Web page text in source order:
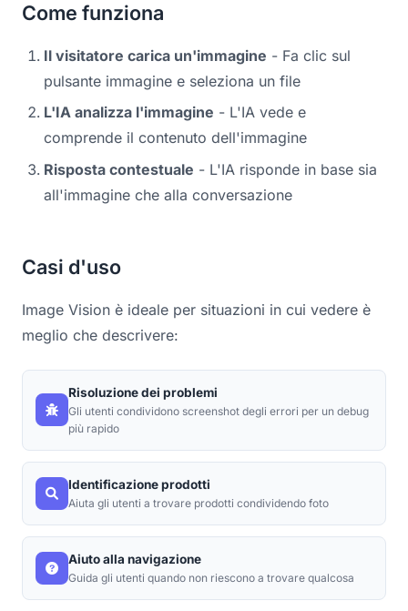
Come funziona
Il visitatore carica un'immagine - Fa clic sul
pulsante immagine e seleziona un file
L'IA analizza l'immagine - L'IA vede e
comprende il contenuto dell'immagine
Risposta contestuale - L'IA risponde in base sia
all'immagine che alla conversazione
Casi d'uso
Image Vision è ideale per situazioni in cui vedere è
meglio che descrivere:
Risoluzione dei problemi
Gli utenti condividono screenshot degli errori per un debug
più rapido
Identificazione prodotti
Aiuta gli utenti a trovare prodotti condividendo foto
Aiuto alla navigazione
Guida gli utenti quando non riescono a trovare qualcosa